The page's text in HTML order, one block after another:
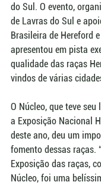
do Sul. O evento,
de Lavras do Sul e
Brasileira de Hereford
apresentou em pista
qualidade das raças
vindos de várias
O Núcleo, que teve
a Exposição Nacional
deste ano, deu um
fomento dessas raças.
Exposição das raças,
Núcleo, foi uma